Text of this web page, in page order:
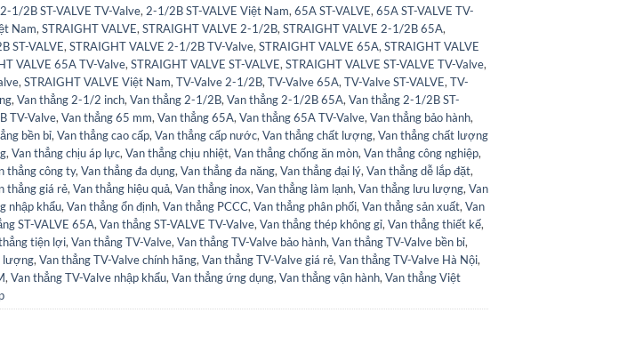
2-1/2B ST-VALVE TV-Valve, 2-1/2B ST-VALVE Việt Nam, 65A ST-VALVE, 65A ST-VALVE TV-
Nam, STRAIGHT VALVE, STRAIGHT VALVE 2-1/2B, STRAIGHT VALVE 2-1/2B 65A,
ST-VALVE, STRAIGHT VALVE 2-1/2B TV-Valve, STRAIGHT VALVE 65A, STRAIGHT VALVE
VALVE 65A TV-Valve, STRAIGHT VALVE ST-VALVE, STRAIGHT VALVE ST-VALVE TV-Valve,
, STRAIGHT VALVE Việt Nam, TV-Valve 2-1/2B, TV-Valve 65A, TV-Valve ST-VALVE, TV-
, Van thẳng 2-1/2 inch, Van thẳng 2-1/2B, Van thẳng 2-1/2B 65A, Van thẳng 2-1/2B ST-
TV-Valve, Van thẳng 65 mm, Van thẳng 65A, Van thẳng 65A TV-Valve, Van thẳng bảo hành,
bền bỉ, Van thẳng cao cấp, Van thẳng cấp nước, Van thẳng chất lượng, Van thẳng chất lượng
, Van thẳng chịu áp lực, Van thẳng chịu nhiệt, Van thẳng chống ăn mòn, Van thẳng công nghiệp,
thẳng công ty, Van thẳng đa dụng, Van thẳng đa năng, Van thẳng đại lý, Van thẳng dễ lắp đặt,
thẳng giá rẻ, Van thẳng hiệu quả, Van thẳng inox, Van thẳng làm lạnh, Van thẳng lưu lượng, Van
nhập khẩu, Van thẳng ổn định, Van thẳng PCCC, Van thẳng phân phối, Van thẳng sản xuất, Van
ST-VALVE 65A, Van thẳng ST-VALVE TV-Valve, Van thẳng thép không gỉ, Van thẳng thiết kế,
tiện lợi, Van thẳng TV-Valve, Van thẳng TV-Valve bảo hành, Van thẳng TV-Valve bền bỉ,
lượng, Van thẳng TV-Valve chính hãng, Van thẳng TV-Valve giá rẻ, Van thẳng TV-Valve Hà Nội,
, Van thẳng TV-Valve nhập khẩu, Van thẳng ứng dụng, Van thẳng vận hành, Van thẳng Việt